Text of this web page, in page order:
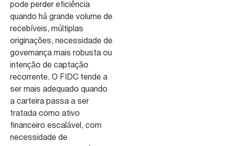
pode perder eficiência
quando há grande volume de
recebíveis, múltiplas
originações, necessidade de
governança mais robusta ou
intenção de captação
recorrente. O FIDC tende a
ser mais adequado quando
a carteira passa a ser
tratada como ativo
financeiro escalável, com
necessidade de